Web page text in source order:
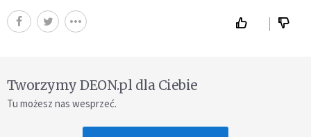
Tworzymy DEON.pl dla Ciebie
Tu możesz nas wesprzeć.